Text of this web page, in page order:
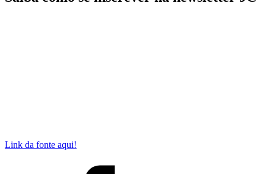
Link da fonte aqui!